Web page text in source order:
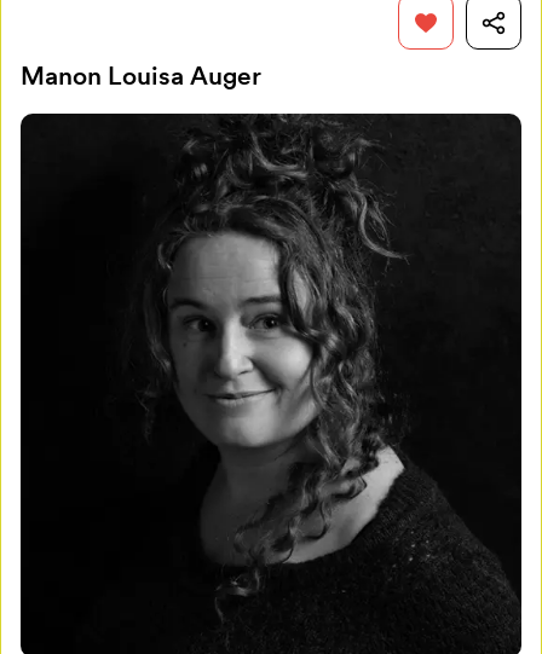
Manon Louisa Auger
Pour enregistrer vos favoris,
connectez-vous ou créez votre profil
Mon Salon